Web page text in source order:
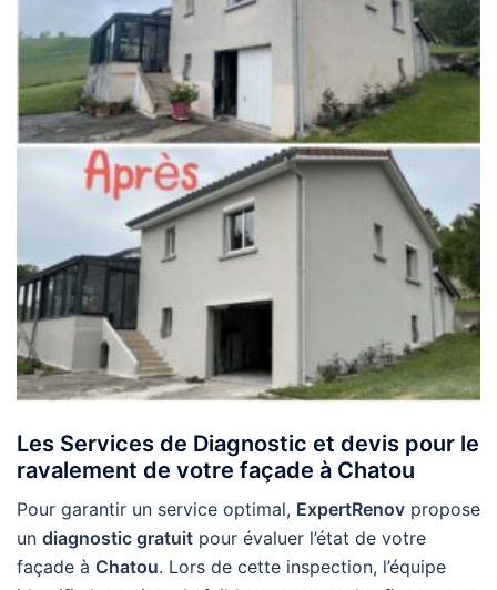
Les Services de Diagnostic et devis pour le
ravalement de votre façade à Chatou
Pour garantir un service optimal, ExpertRenov propose
un diagnostic gratuit pour évaluer l’état de votre
façade à Chatou. Lors de cette inspection, l’équipe